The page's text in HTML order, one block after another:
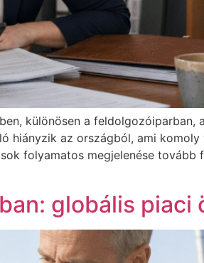
különösen a feldolgozóiparban,
hiányzik az országból, ami
folyamatos megjelenése
globális piaci